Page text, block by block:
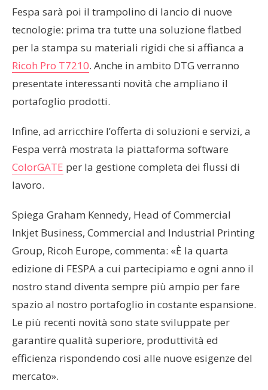
Fespa sarà poi il trampolino di lancio di nuove
tecnologie: prima tra tutte una soluzione flatbed
per la stampa su materiali rigidi che si affianca a
Ricoh Pro T7210. Anche in ambito DTG verranno
presentate interessanti novità che ampliano il
portafoglio prodotti.
Infine, ad arricchire l’offerta di soluzioni e servizi, a
Fespa verrà mostrata la piattaforma software
ColorGATE per la gestione completa dei flussi di
lavoro.
Spiega Graham Kennedy, Head of Commercial
Inkjet Business, Commercial and Industrial Printing
Group, Ricoh Europe, commenta: «È la quarta
edizione di FESPA a cui partecipiamo e ogni anno il
nostro stand diventa sempre più ampio per fare
spazio al nostro portafoglio in costante espansione.
Le più recenti novità sono state sviluppate per
garantire qualità superiore, produttività ed
efficienza rispondendo così alle nuove esigenze del
mercato».